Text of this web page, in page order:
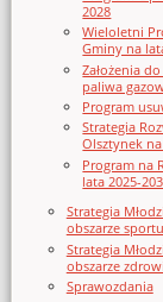
2028
Wieloletni
Gminy na
Założenia
paliwa
Program
Strategia
Olsztynek
Program na
lata 2025-
Strategia
obszarze
Strategia
obszarze
Sprawozdania